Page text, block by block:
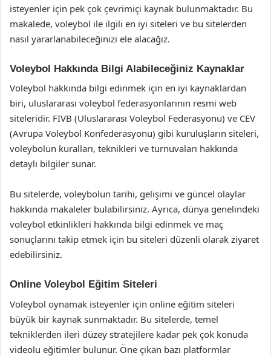
isteyenler için pek çok çevrimiçi kaynak bulunmaktadır. Bu
makalede, voleybol ile ilgili en iyi siteleri ve bu sitelerden
nasıl yararlanabileceğinizi ele alacağız.
Voleybol Hakkında Bilgi Alabileceğiniz Kaynaklar
Voleybol hakkında bilgi edinmek için en iyi kaynaklardan
biri, uluslararası voleybol federasyonlarının resmi web
siteleridir. FIVB (Uluslararası Voleybol Federasyonu) ve CEV
(Avrupa Voleybol Konfederasyonu) gibi kuruluşların siteleri,
voleybolun kuralları, teknikleri ve turnuvaları hakkında
detaylı bilgiler sunar.
Bu sitelerde, voleybolun tarihi, gelişimi ve güncel olaylar
hakkında makaleler bulabilirsiniz. Ayrıca, dünya genelindeki
voleybol etkinlikleri hakkında bilgi edinmek ve maç
sonuçlarını takip etmek için bu siteleri düzenli olarak ziyaret
edebilirsiniz.
Online Voleybol Eğitim Siteleri
Voleybol oynamak isteyenler için online eğitim siteleri
büyük bir kaynak sunmaktadır. Bu sitelerde, temel
tekniklerden ileri düzey stratejilere kadar pek çok konuda
videolu eğitimler bulunur. Öne çıkan bazı platformlar